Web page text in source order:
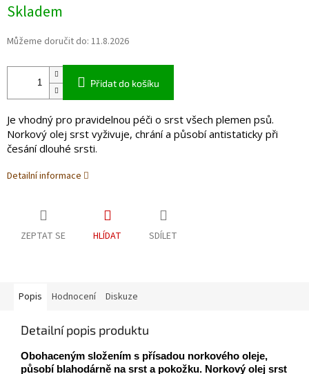
cena:
Skladem
Můžeme doručit do: 11.8.2026
Přidat do košíku
Je vhodný pro pravidelnou péči o srst všech plemen psů.
Norkový olej srst vyživuje, chrání a působí antistaticky při
česání dlouhé srsti.
Detailní informace
ZEPTAT SE HLÍDAT SDÍLET
Popis Hodnocení Diskuze
Detailní popis produktu
Obohaceným složením s přísadou norkového oleje,
působí blahodárně na srst a pokožku. Norkový olej srst